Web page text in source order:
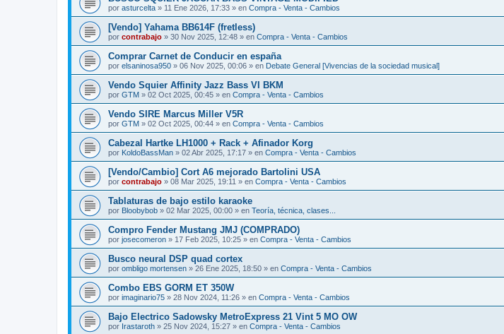
por asturcelta » 11 Ene 2026, 17:33 » en Compra - Venta - Cambios
[Vendo] Yahama BB614F (fretless)
por contrabajo » 30 Nov 2025, 12:48 » en Compra - Venta - Cambios
Comprar Carnet de Conducir en españa
por elsaninosa950 » 06 Nov 2025, 00:06 » en Debate General [Vivencias de la sociedad musical]
Vendo Squier Affinity Jazz Bass VI BKM
por GTM » 02 Oct 2025, 00:45 » en Compra - Venta - Cambios
Vendo SIRE Marcus Miller V5R
por GTM » 02 Oct 2025, 00:44 » en Compra - Venta - Cambios
Cabezal Hartke LH1000 + Rack + Afinador Korg
por KoldoBassMan » 02 Abr 2025, 17:17 » en Compra - Venta - Cambios
[Vendo/Cambio] Cort A6 mejorado Bartolini USA
por contrabajo » 08 Mar 2025, 19:11 » en Compra - Venta - Cambios
Tablaturas de bajo estilo karaoke
por Bloobybob » 02 Mar 2025, 00:00 » en Teoría, técnica, clases...
Compro Fender Mustang JMJ (COMPRADO)
por josecomeron » 17 Feb 2025, 10:25 » en Compra - Venta - Cambios
Busco neural DSP quad cortex
por ombligo mortensen » 26 Ene 2025, 18:50 » en Compra - Venta - Cambios
Combo EBS GORM ET 350W
por imaginario75 » 28 Nov 2024, 11:26 » en Compra - Venta - Cambios
Bajo Electrico Sadowsky MetroExpress 21 Vint 5 MO OW
por Irastaroth » 25 Nov 2024, 15:27 » en Compra - Venta - Cambios